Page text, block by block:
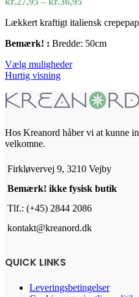
påtil
Lækkert kraftigt italiensk
Bemærk! : Bredde: 50cm
Vælg mulighederDette
flere
varianter.
kan
varesiden
Hurtig visning
Hos Kreanord håber vi at kunne
velkomne.
Firkløvervej 9, 3210 Vejby
Bemærk! ikke fysisk butik
Tlf.: (+45) 2844 2086
kontakt@kreanord.dk
QUICK LINKS
Leveringsbetingelser